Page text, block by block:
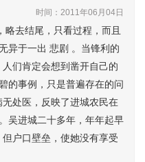
时间：2011年06月04日
去结尾，只看过程，而且
异于一出 悲剧 。当锋利的
们肯定会想到凿开自己的
的事例，只是普遍存在的问
处医，反映了进城农民在
吴进城二十多年，年年起早
户口壁垒，使她没有享受